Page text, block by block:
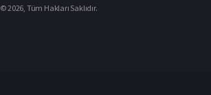
© 2026, Tüm Hakları Saklıdır.